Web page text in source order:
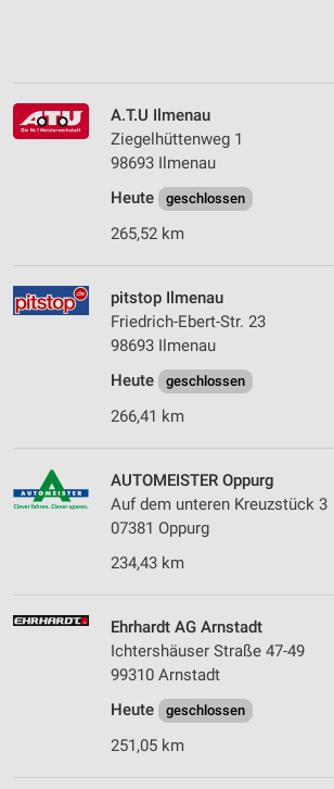
A.T.U Ilmenau
Ziegelhüttenweg 1
98693 Ilmenau
Heute
geschlossen
265,52 km
pitstop Ilmenau
Friedrich-Ebert-Str. 23
98693 Ilmenau
Heute
geschlossen
266,41 km
AUTOMEISTER Oppurg
Auf dem unteren Kreuzstück 3
07381 Oppurg
234,43 km
Ehrhardt AG Arnstadt
Ichtershäuser Straße 47-49
99310 Arnstadt
Heute
geschlossen
251,05 km